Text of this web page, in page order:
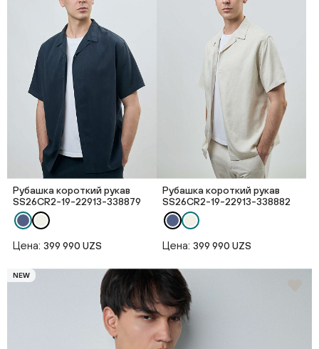
Рубашка короткий рукав
SS26CR2-19-22913-338879
Цена: 399 990 UZS
Рубашка короткий рукав
SS26CR2-19-22913-338882
Цена: 399 990 UZS
NEW